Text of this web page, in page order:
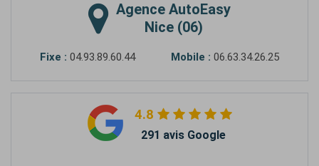
Agence AutoEasy
Nice (06)
Fixe : 04.93.89.60.44 Mobile : 06.63.34.26.25
4.8
291 avis Google